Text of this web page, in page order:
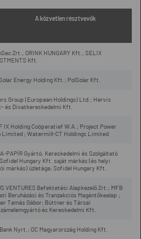
A közvetlen résztvevők
Zrt., ORINK HUNGARY Kft., SELIX
Kft.
Energy Holding Kft.; PolSolar Kft.
Group (European Holdings) Ltd.; Hervis
és Divatkereskedelmi Kft.
IX Holding Coöperatief W.A.; Project Power
Limited ; Watermill-CT Holdings Limited
PAPÍR Gyártó, Kereskedelmi és Szolgáltató
Hungary Kft. saját márkás (és helyi
márkás) üzletága; Sofidel Hungary Kft.
VENTURES Befektetési Alapkezelő Zrt.; MFB
Beruházási és Tranzakciós Magántőkealap ;
Tamás Gábor; Büttner és Társai
és Kereskedelmi Kft.
Nyrt.; OC Magyarország Holding Kft.